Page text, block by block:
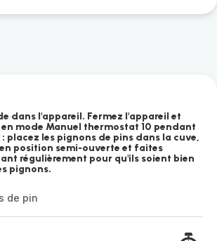
dans l'appareil. Fermez l'appareil et
mode Manuel thermostat 10 pendant
placez les pignons de pins dans la cuve,
position semi-ouverte et faites
régulièrement pour qu'ils soient bien
pignons.
de pin